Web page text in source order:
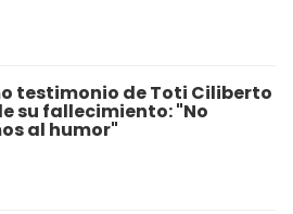
testimonio de Toti Ciliberto
su fallecimiento: "No
al humor"